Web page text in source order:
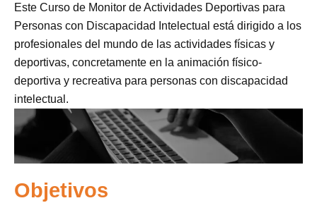
Este Curso de Monitor de Actividades Deportivas para
Personas con Discapacidad Intelectual está dirigido a los
profesionales del mundo de las actividades físicas y
deportivas, concretamente en la animación físico-
deportiva y recreativa para personas con discapacidad
intelectual.
Objetivos